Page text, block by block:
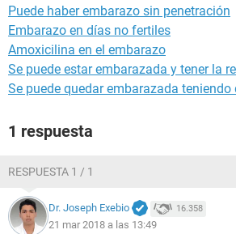
Puede haber embarazo sin penetración
Embarazo en días no fertiles
Amoxicilina en el embarazo
Se puede estar embarazada y tener la
Se puede quedar embarazada teniendo
1 respuesta
RESPUESTA 1 / 1
Dr. Joseph Exebio 16.358
21 mar 2018 a las 13:49